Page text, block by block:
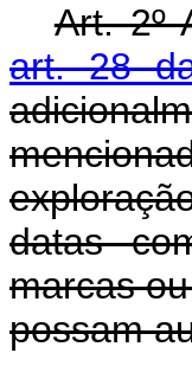
Art. 2º
art. 28
datas
marcas
possam